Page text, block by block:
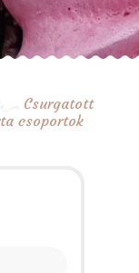
Csurgatott
csoportok